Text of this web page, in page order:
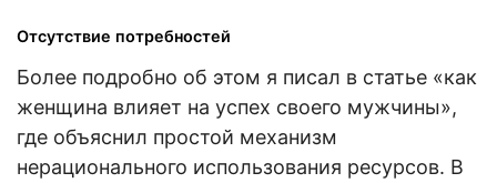
Отсутствие потребностей
Более подробно об этом я писал в статье «как
женщина влияет на успех своего мужчины»,
где объяснил простой механизм
нерационального использования ресурсов. В